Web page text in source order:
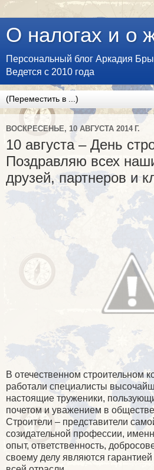
О налогах и о
Персональный блог Аркадия
Ведется с 2010 года
ВОСКРЕСЕНЬЕ, 10 АВГУСТА 2014 Г.
10 августа – День
Поздравляю всех
друзей, партнеров и
В отечественном строительном
работали специалисты
настоящие труженики,
почетом и уважением в
Строители – представители
созидательной профессии,
опыт, ответственность,
своему делу являются